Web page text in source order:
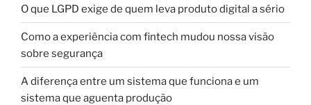
O que LGPD exige de quem leva produto digital a sério
Como a experiência com fintech mudou nossa visão
sobre segurança
A diferença entre um sistema que funciona e um
sistema que aguenta produção